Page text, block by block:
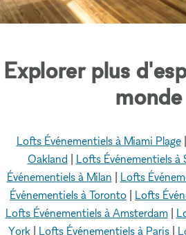
Explorer plus
Lofts Événementiels à Miami Plage|
Oakland
Lofts Événementiels à
Événementiels à Milan
Lofts
Événementiels à Toronto
Lofts
Lofts Événementiels à Amsterdam|
York| Lofts Événementiels à Paris|